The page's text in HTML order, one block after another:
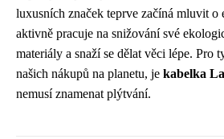
luxusních značek teprve začíná mluvit
aktivně pracuje na snižování své
materiály a snaží se dělat věci lépe. Pro
našich nákupů na planetu, je kabelka
nemusí znamenat plýtvání.